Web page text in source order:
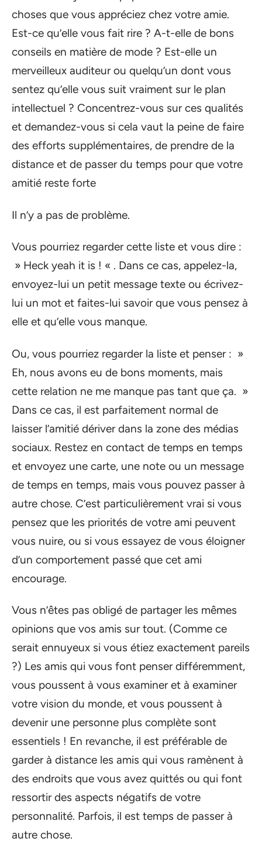
choses que vous appréciez chez votre amie.
Est-ce qu’elle vous fait rire ? A-t-elle de bons
conseils en matière de mode ? Est-elle un
merveilleux auditeur ou quelqu’un dont vous
sentez qu’elle vous suit vraiment sur le plan
intellectuel ? Concentrez-vous sur ces qualités
et demandez-vous si cela vaut la peine de faire
des efforts supplémentaires, de prendre de la
distance et de passer du temps pour que votre
amitié reste forte
Il n’y a pas de problème.
Vous pourriez regarder cette liste et vous dire :
» Heck yeah it is ! « . Dans ce cas, appelez-la,
envoyez-lui un petit message texte ou écrivez-
lui un mot et faites-lui savoir que vous pensez à
elle et qu’elle vous manque.
Ou, vous pourriez regarder la liste et penser : »
Eh, nous avons eu de bons moments, mais
cette relation ne me manque pas tant que ça. »
Dans ce cas, il est parfaitement normal de
laisser l’amitié dériver dans la zone des médias
sociaux. Restez en contact de temps en temps
et envoyez une carte, une note ou un message
de temps en temps, mais vous pouvez passer à
autre chose. C’est particulièrement vrai si vous
pensez que les priorités de votre ami peuvent
vous nuire, ou si vous essayez de vous éloigner
d’un comportement passé que cet ami
encourage.
Vous n’êtes pas obligé de partager les mêmes
opinions que vos amis sur tout. (Comme ce
serait ennuyeux si vous étiez exactement pareils
?) Les amis qui vous font penser différemment,
vous poussent à vous examiner et à examiner
votre vision du monde, et vous poussent à
devenir une personne plus complète sont
essentiels ! En revanche, il est préférable de
garder à distance les amis qui vous ramènent à
des endroits que vous avez quittés ou qui font
ressortir des aspects négatifs de votre
personnalité. Parfois, il est temps de passer à
autre chose.